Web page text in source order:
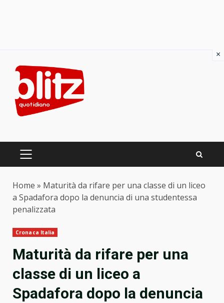
content
PRIMARY
Home » Maturità da rifare per una classe di un liceo
a Spadafora dopo la denuncia di una studentessa
penalizzata
Cronaca Italia
Maturità da rifare per una
classe di un liceo a
Spadafora dopo la denuncia
×